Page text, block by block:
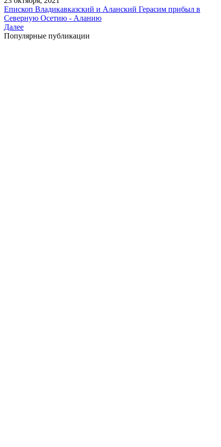
Епископ Владикавказский и Аланский Герасим прибыл в
Северную Осетию - Аланию
Далее
Популярные публикации